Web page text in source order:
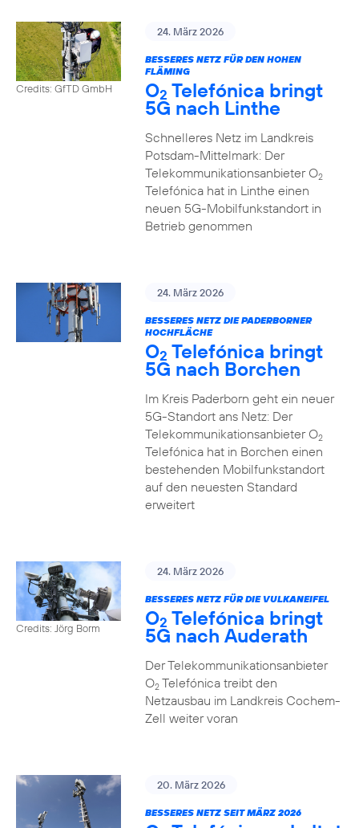
Credits: GfTD GmbH
24. März 2026
BESSERES NETZ FÜR DEN HOHEN
FLÄMING
O2 Telefónica bringt
5G nach Linthe
Schnelleres Netz im Landkreis
Potsdam-Mittelmark: Der
Telekommunikationsanbieter O2
Telefónica hat in Linthe einen
neuen 5G-Mobilfunkstandort in
Betrieb genommen
24. März 2026
BESSERES NETZ DIE PADERBORNER
HOCHFLÄCHE
O2 Telefónica bringt
5G nach Borchen
Im Kreis Paderborn geht ein neuer
5G-Standort ans Netz: Der
Telekommunikationsanbieter O2
Telefónica hat in Borchen einen
bestehenden Mobilfunkstandort
auf den neuesten Standard
erweitert
Credits: Jörg Borm
24. März 2026
BESSERES NETZ FÜR DIE VULKANEIFEL
O2 Telefónica bringt
5G nach Auderath
Der Telekommunikationsanbieter
O2Telefónica treibt den
Netzausbau im Landkreis Cochem-
Zell weiter voran
20. März 2026
BESSERES NETZ SEIT MÄRZ 2026